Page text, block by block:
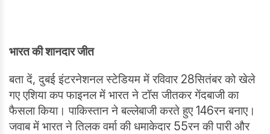
भारत की शानदार जीत
बता दें, दुबई इंटरनेशनल स्टेडियम में रविवार 28सितंबर को खेले
गए एशिया कप फाइनल में भारत ने टॉस जीतकर गेंदबाजी का
फैसला किया। पाकिस्तान ने बल्लेबाजी करते हुए 146रन बनाए।
जवाब में भारत ने तिलक वर्मा की धमाकेदार 55रन की पारी और